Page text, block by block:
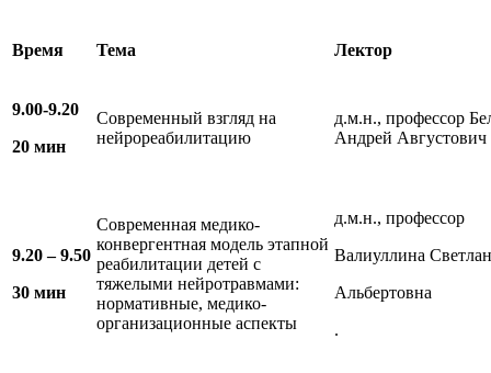
Время Тема Лектор
9.00-9.20
20 мин
Современный взгляд на
нейрореабилитацию
д.м.н., профессор
Андрей Августович
9.20 – 9.50
30 мин
Современная медико-
конвергентная модель этапной
реабилитации детей с
тяжелыми нейротравмами:
нормативные, медико-
организационные аспекты
д.м.н., профессор
Валиуллина
Альбертовна
.